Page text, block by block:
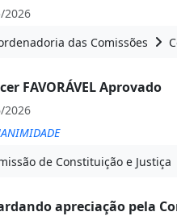
2026
das Comissões
FAVORÁVEL Aprovado
2026
de Constituição e Justiça
apreciação pela